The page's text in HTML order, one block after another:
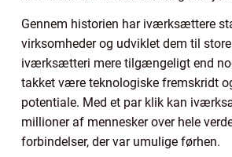
Gennem historien har iværksættere
virksomheder og udviklet dem til
iværksætteri mere tilgængeligt end
takket være teknologiske fremskridt
potentiale. Med et par klik kan
millioner af mennesker over hele
forbindelser, der var umulige førhen.